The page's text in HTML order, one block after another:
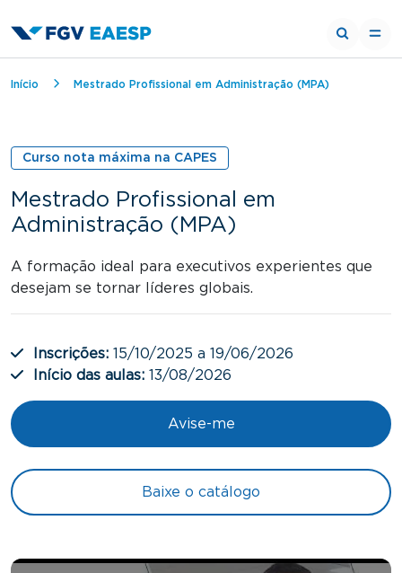
Trilha de navegação
Início Mestrado Profissional em Administração (MPA)
Curso nota máxima na CAPES
Mestrado Profissional em
Administração (MPA)
A formação ideal para executivos experientes que
desejam se tornar líderes globais.
Inscrições: 15/10/2025 a 19/06/2026
Início das aulas: 13/08/2026
Avise-me
Baixe o catálogo